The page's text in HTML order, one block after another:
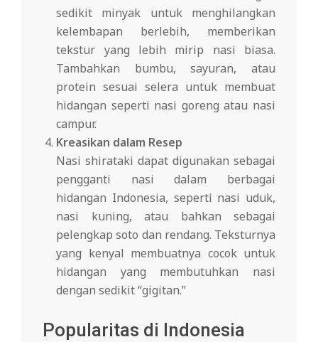
sedikit minyak untuk menghilangkan
kelembapan berlebih, memberikan
tekstur yang lebih mirip nasi biasa.
Tambahkan bumbu, sayuran, atau
protein sesuai selera untuk membuat
hidangan seperti nasi goreng atau nasi
campur.
Kreasikan dalam Resep
Nasi shirataki dapat digunakan sebagai
pengganti nasi dalam berbagai
hidangan Indonesia, seperti nasi uduk,
nasi kuning, atau bahkan sebagai
pelengkap soto dan rendang. Teksturnya
yang kenyal membuatnya cocok untuk
hidangan yang membutuhkan nasi
dengan sedikit “gigitan.”
Popularitas di Indonesia